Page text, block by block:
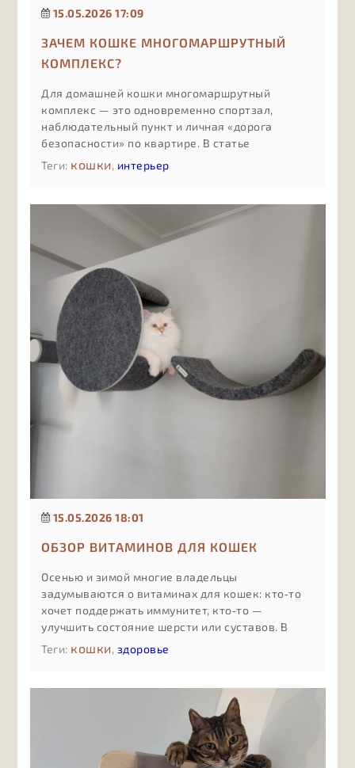
15.05.2026 17:09
ЗАЧЕМ КОШКЕ МНОГОМАРШРУТНЫЙ
КОМПЛЕКС?
Для домашней кошки многомаршрутный
комплекс — это одновременно спортзал,
наблюдательный пункт и личная «дорога
безопасности» по квартире. В статье
разбираем, чем такой комплекс отличается от
обычной когтеточки или одной полки, как
конфликты между питомцами, почему
вертикальное освоение пространства спасает
мебель и нервы, и в каких случаях имеет смысл
инвестировать именно в сложный,
продуманный комплекс, а не в минимальный
вариант «для галочки».
Теги: кошки, интерьер
15.05.2026 18:01
ОБЗОР ВИТАМИНОВ ДЛЯ КОШЕК
Осенью и зимой многие владельцы
задумываются о витаминах для кошек: кто‑то
хочет поддержать иммунитет, кто‑то —
улучшить состояние шерсти или суставов. В
статье простым языком объясняем, какие виды
витаминных добавок бывают, чем отличаются
специализированных формул, какие
компоненты в составе важны в первую очередь
и почему лишние витамины могут быть не
менее вредны, чем их нехватка, если подбирать
их без учёта рациона и рекомендаций врача.
Теги: кошки, здоровье